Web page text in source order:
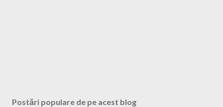
Postări populare de pe acest blog